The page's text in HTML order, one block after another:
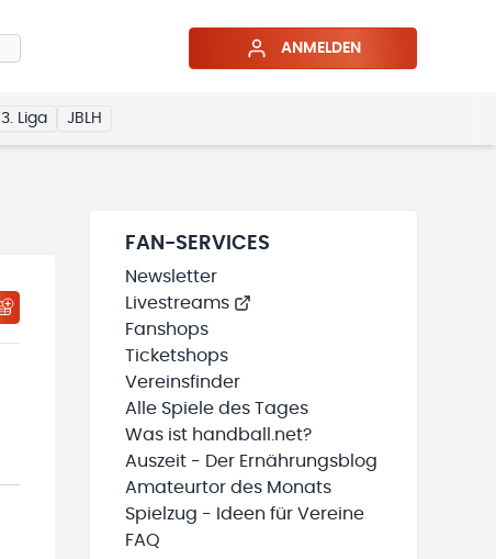
ANMELDEN
3. Liga JBLH
FAN-SERVICES
Newsletter
Livestreams
Fanshops
Ticketshops
Vereinsfinder
Alle Spiele des Tages
Was ist handball.net?
Auszeit - Der Ernährungsblog
Amateurtor des Monats
Spielzug - Ideen für Vereine
FAQ